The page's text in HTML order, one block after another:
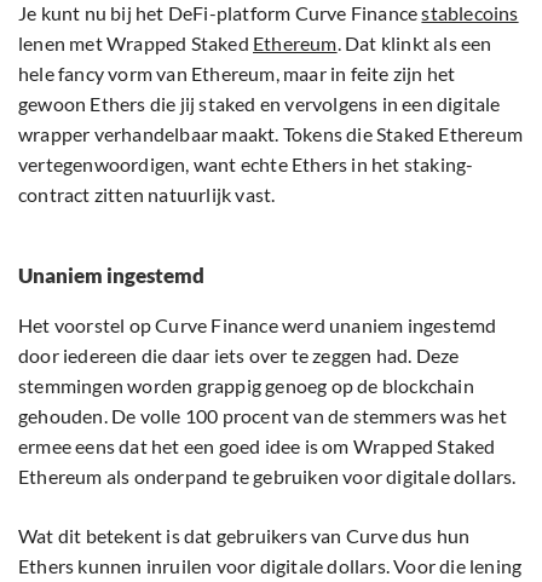
Je kunt nu bij het DeFi-platform Curve Financestablecoins
lenen met Wrapped Staked Ethereum. Dat klinkt als een
hele fancy vorm van Ethereum, maar in feite zijn het
gewoon Ethers die jij staked en vervolgens in een digitale
wrapper verhandelbaar maakt. Tokens die Staked Ethereum
vertegenwoordigen, want echte Ethers in het staking-
contract zitten natuurlijk vast.
Unaniem ingestemd
Het voorstel op Curve Finance werd unaniem ingestemd
door iedereen die daar iets over te zeggen had. Deze
stemmingen worden grappig genoeg op de blockchain
gehouden. De volle 100 procent van de stemmers was het
ermee eens dat het een goed idee is om Wrapped Staked
Ethereum als onderpand te gebruiken voor digitale dollars.
Wat dit betekent is dat gebruikers van Curve dus hun
Ethers kunnen inruilen voor digitale dollars. Voor die lening